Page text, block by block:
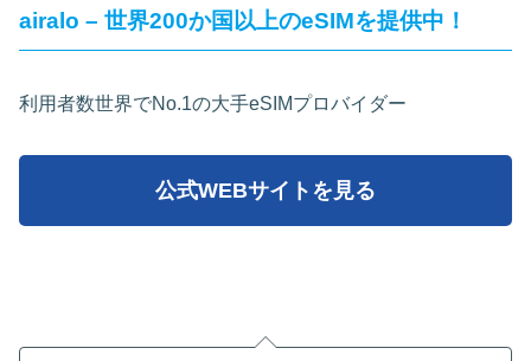
airalo – 世界200か国以上のeSIMを提供中！
利用者数世界でNo.1の大手eSIMプロバイダー
公式WEBサイトを見る